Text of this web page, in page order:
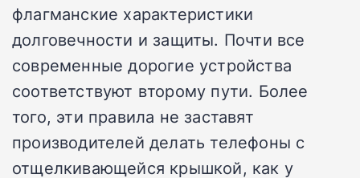
флагманские характеристики
долговечности и защиты. Почти все
современные дорогие устройства
соответствуют второму пути. Более
того, эти правила не заставят
производителей делать телефоны с
отщелкивающейся крышкой, как у